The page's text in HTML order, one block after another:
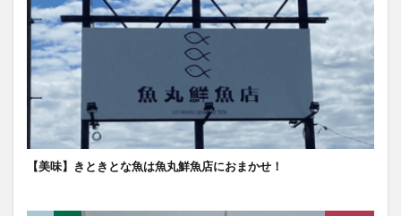
【美味】きときとな魚は魚丸鮮魚店におまかせ！